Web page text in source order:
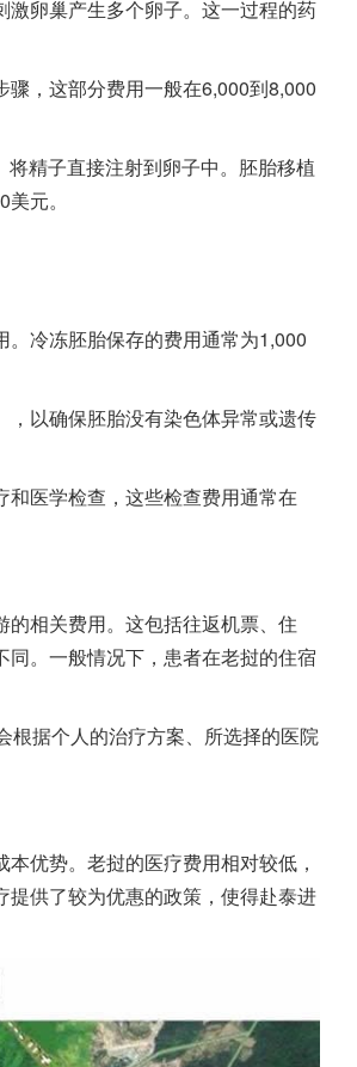
卵巢产生多个卵子。这一过程的药
，这部分费用一般在6,000到8,000
精子直接注射到卵子中。胚胎移植
元。
冷冻胚胎保存的费用通常为1,000
以确保胚胎没有染色体异常或遗传
医学检查，这些检查费用通常在
相关费用。这包括往返机票、住
。一般情况下，患者在老挝的住宿
根据个人的治疗方案、所选择的医院
优势。老挝的医疗费用相对较低，
供了较为优惠的政策，使得赴泰进